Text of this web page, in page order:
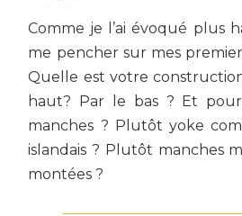
Comme je l’ai évoqué plus
me pencher sur mes
Quelle est votre
haut? Par le bas ? Et
manches ? Plutôt yoke
islandais ? Plutôt manches
montées ?